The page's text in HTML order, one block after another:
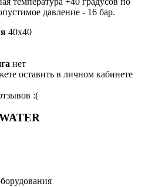
давление - 16 бар.
40x40
нет
оставить в личном кабинете
:(